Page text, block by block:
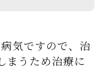
気ですので、治
まうため治療に